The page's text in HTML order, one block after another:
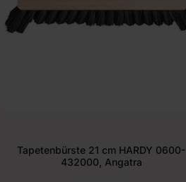
Tapetenbürste 21 cm HARDY 0600-
432000, Angatra